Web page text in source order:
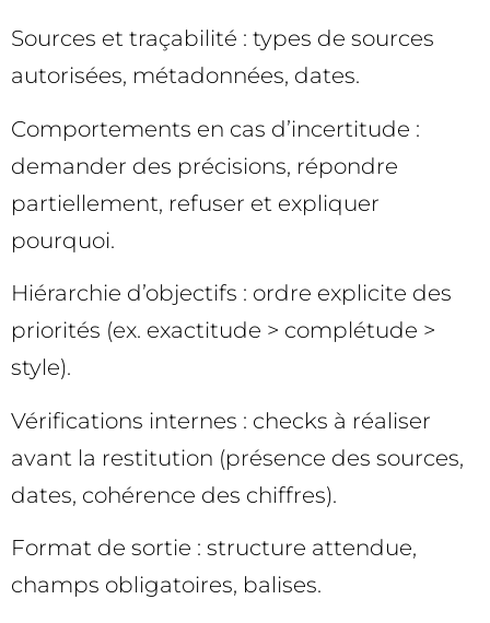
Sources et traçabilité : types de sources
autorisées, métadonnées, dates.
Comportements en cas d’incertitude :
demander des précisions, répondre
partiellement, refuser et expliquer
pourquoi.
Hiérarchie d’objectifs : ordre explicite des
priorités (ex. exactitude > complétude >
style).
Vérifications internes : checks à réaliser
avant la restitution (présence des sources,
dates, cohérence des chiffres).
Format de sortie : structure attendue,
champs obligatoires, balises.